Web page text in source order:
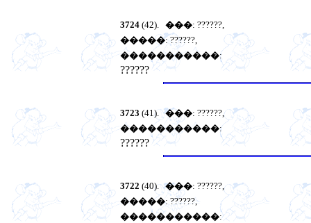
3724 (42). ���: ??????,
�����: ??????,
�����������:
??????
3723 (41).���: ??????,
�����������:
??????
3722 (40).���: ??????,
�����: ??????,
�����������: